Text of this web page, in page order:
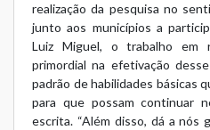
realização da pesquisa no
junto aos municípios a
Luiz Miguel, o trabalho em
primordial na efetivação
padrão de habilidades básicas
para que possam continuar
escrita. “Além disso, dá a nós